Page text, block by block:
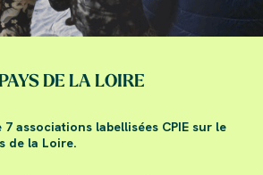
DE LA LOIRE
7 associations labellisées CPIE sur le
de la Loire.